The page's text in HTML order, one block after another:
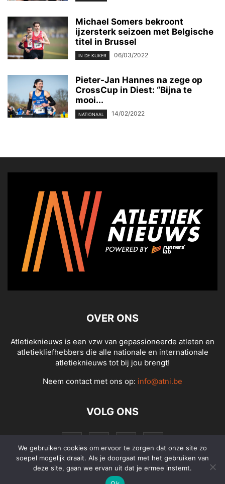
Michael Somers bekroont
ijzersterk seizoen met Belgische
titel in Brussel
IN DE KIJKER 06/03/2022
Pieter-Jan Hannes na zege op
CrossCup in Diest: “Bijna te
mooi...
NATIONAAL 14/02/2022
OVER ONS
Atletieknieuws is een vzw van gepassioneerde atleten en
atletiekliefhebbers die alle nationale en internationale
atletieknieuws tot bij jou brengt!
Neem contact met ons op: info@atni.be
VOLG ONS
We gebruiken cookies om ervoor te zorgen dat onze site zo
soepel mogelijk draait. Als je doorgaat met het gebruiken van
deze site, gaan we ervan uit dat je ermee instemt.